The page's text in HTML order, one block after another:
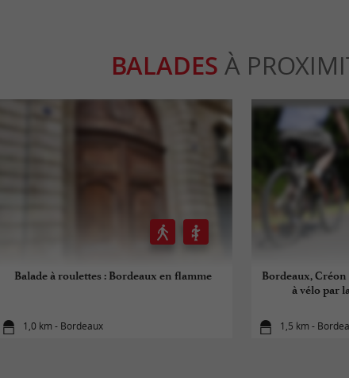
BALADES À
Balade à roulettes : Bordeaux en flamme
1,0 km - Bordeaux
Bordeaux,
à vélo par
1,5 km -